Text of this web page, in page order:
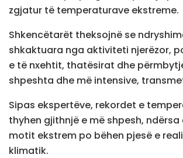
zgjatur të temperaturave ekstreme.
Shkencëtarët theksojnë se
shkaktuara nga aktiviteti njerëzor,
e të nxehtit, thatësirat dhe
shpeshta dhe më intensive,
Sipas ekspertëve, rekordet e
thyhen gjithnjë e më shpesh,
motit ekstrem po bëhen pjesë e
klimatik.